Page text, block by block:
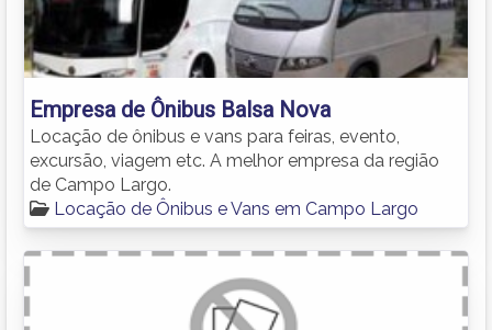
Empresa de Ônibus Balsa Nova
Locação de ônibus e vans para feiras, evento,
excursão, viagem etc. A melhor empresa da região
de Campo Largo.
Locação de Ônibus e Vans em Campo Largo